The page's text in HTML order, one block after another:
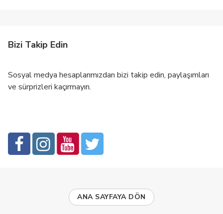
Bizi Takip Edin
Sosyal medya hesaplarımızdan bizi takip edin, paylaşımları
ve sürprizleri kaçırmayın.
ANA SAYFAYA DÖN